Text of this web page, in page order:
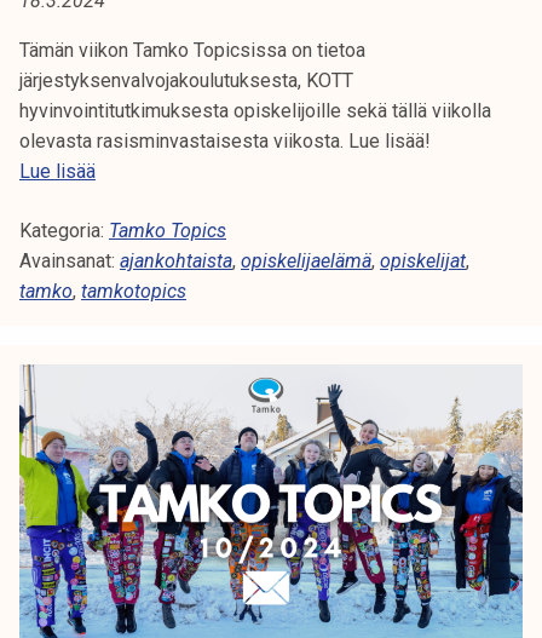
i
k
o
r
k
a
k
o
u
n
o
p
i
s
k
e
l
A
:
O
P
I
S
K
E
L
I
J
A
E
Tämän viikon Tamko Topicsissa on tietoa
järjestyksenvalvojakoulutuksesta, KOTT
hyvinvointitutkimuksesta opiskelijoille sekä tällä viikolla
olevasta rasisminvastaisesta viikosta. Lue lisää!
Lue lisääT
m
k
o
c
s
1
2
/
2
Kategoria: Tamko Topics
Avainsanat: ajankohtaista, opiskelijaelämä, opiskelijat,
tamko, tamkotopics